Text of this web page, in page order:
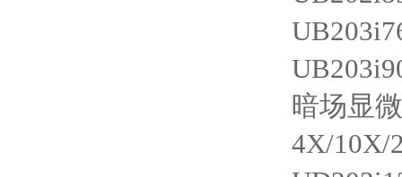
暗场显
4X/10X/